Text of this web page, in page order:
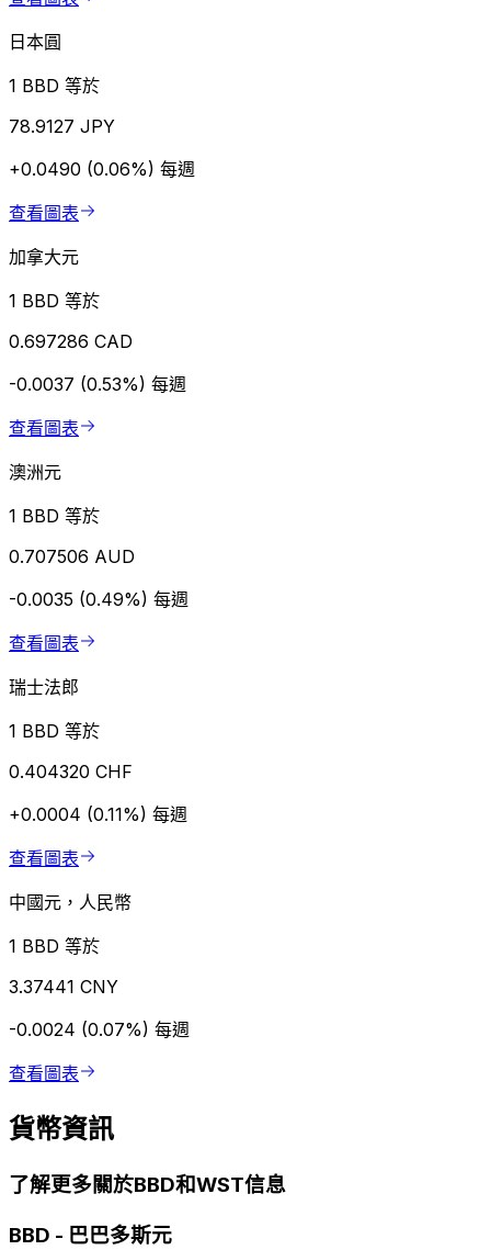
日本圓
1 BBD 等於
78.9127 JPY
+0.0490 (0.06%) 每週
查看圖表
加拿大元
1 BBD 等於
0.697286 CAD
-0.0037 (0.53%) 每週
查看圖表
澳洲元
1 BBD 等於
0.707506 AUD
-0.0035 (0.49%) 每週
查看圖表
瑞士法郎
1 BBD 等於
0.404320 CHF
+0.0004 (0.11%) 每週
查看圖表
中國元，人民幣
1 BBD 等於
3.37441 CNY
-0.0024 (0.07%) 每週
查看圖表
貨幣資訊
了解更多關於BBD和WST信息
BBD - 巴巴多斯元